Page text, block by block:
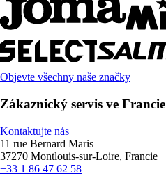
Objevte všechny naše značky
Zákaznický servis ve Francie
Kontaktujte nás
11 rue Bernard Maris
37270 Montlouis-sur-Loire, Francie
+33 1 86 47 62 58